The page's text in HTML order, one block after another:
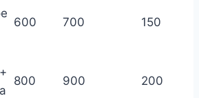
600 700 150
800 900 200